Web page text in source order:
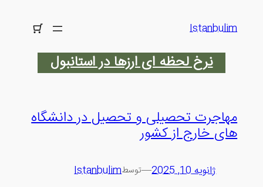
Istanbulim
نرخ لحظه ای ارزها در استانبول
مهاجرت تحصیلی و تحصیل در دانشگاه
های خارج از کشور
ژانویه 10, 2025 —توسطIstanbulim